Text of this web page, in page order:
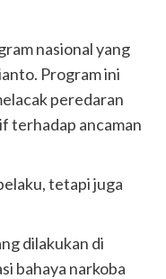
nasional yang
Program ini
peredaran
terhadap ancaman
tetapi juga
dilakukan di
bahaya narkoba